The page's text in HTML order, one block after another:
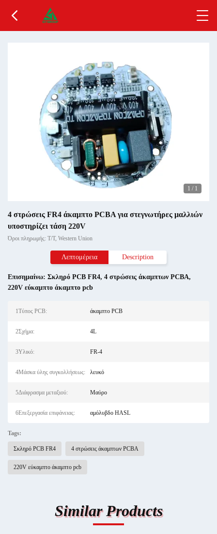
1 / 1
4 στρώσεις FR4 άκαμπτο PCBA για στεγνωτήρες μαλλιών
υποστηρίζει τάση 220V
Όροι πληρωμής: T/T, Western Union
Λεπτομέρεια Description
Επισημαίνω: Σκληρό PCB FR4, 4 στρώσεις άκαμπτων PCBA,
220V εύκαμπτο άκαμπτο pcb
1Τύπος PCB: άκαμπτο PCB
2Σχήμα: 4L
3Υλικό: FR-4
4Μάσκα ύλης συγκολλήσεως: λευκό
5Διάφρασμα μεταξιού: Μαύρο
6Επεξεργασία επιφάνειας: αμόλυβδο HASL
Tags:
Σκληρό PCB FR4 4 στρώσεις άκαμπτων PCBA
220V εύκαμπτο άκαμπτο pcb
Similar Products